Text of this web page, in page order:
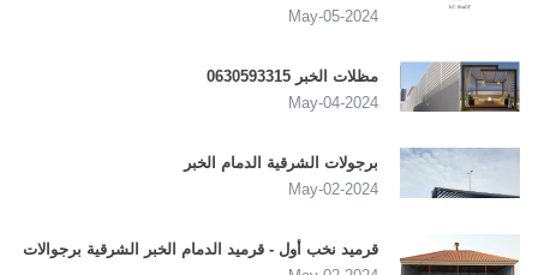
2024-May-05
مظلات الخبر 0630593315
2024-May-04
برجولات الشرقية الدمام الخبر
2024-May-02
قرميد نخب أول - قرميد الدمام الخبر الشرقية برجوالات